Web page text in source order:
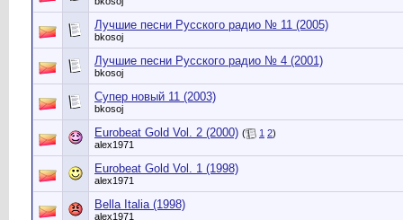
Лучшие песни Русского радио № 11 (2005)
bkosoj
Лучшие песни Русского радио № 4 (2001)
bkosoj
Супер новый 11 (2003)
bkosoj
Eurobeat Gold Vol. 2 (2000) ( 1 2)
alex1971
Eurobeat Gold Vol. 1 (1998)
alex1971
Bella Italia (1998)
alex1971